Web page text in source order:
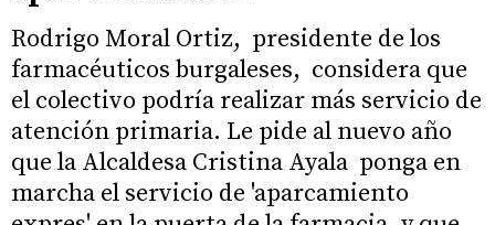
Rodrigo Moral Ortiz, presidente de los
farmacéuticos burgaleses, considera que
el colectivo podría realizar más servicio de
atención primaria. Le pide al nuevo año
que la Alcaldesa Cristina Ayala ponga en
marcha el servicio de 'aparcamiento